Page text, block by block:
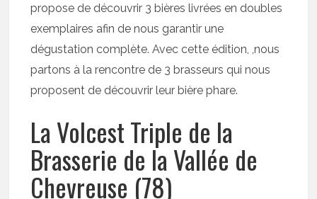
propose de découvrir 3 bières livrées en doubles
exemplaires afin de nous garantir une
dégustation complète. Avec cette édition, ,nous
partons à la rencontre de 3 brasseurs qui nous
proposent de découvrir leur bière phare.
La Volcest Triple de la
Brasserie de la Vallée de
Chevreuse (78)